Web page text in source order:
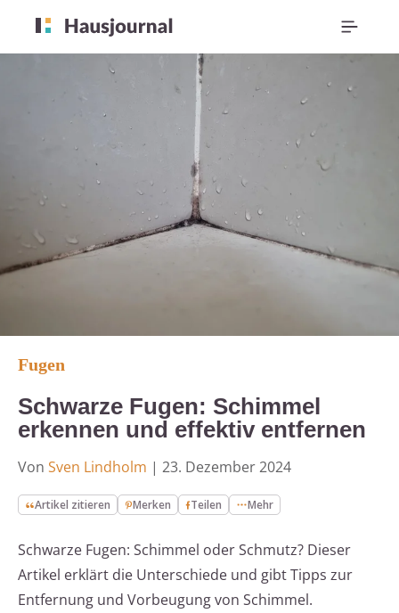
Fugen
Schwarze Fugen: Schimmel
erkennen und effektiv entfernen
Von Sven Lindholm | 23. Dezember 2024
Artikel zitieren Merken Teilen Mehr
Schwarze Fugen: Schimmel oder Schmutz? Dieser
Artikel erklärt die Unterschiede und gibt Tipps zur
Entfernung und Vorbeugung von Schimmel.